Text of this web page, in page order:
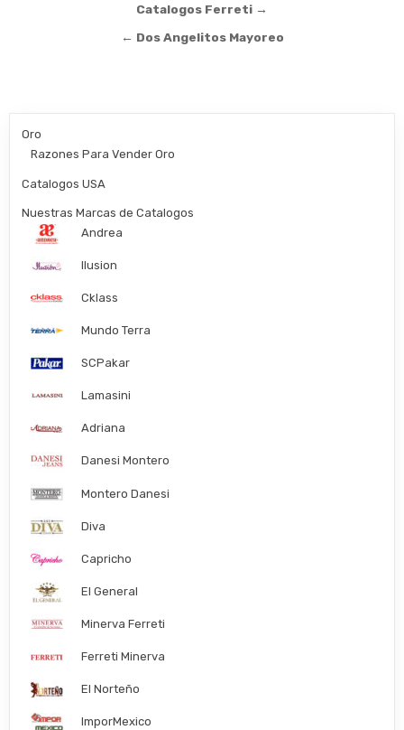
navigation
Catalogos Ferreti →
← Dos Angelitos Mayoreo
Oro
Razones Para Vender Oro
Catalogos USA
Nuestras Marcas de Catalogos
Andrea
Ilusion
Cklass
Mundo Terra
SCPakar
Lamasini
Adriana
Danesi Montero
Montero Danesi
Diva
Capricho
El General
Minerva Ferreti
Ferreti Minerva
El Norteño
ImporMexico